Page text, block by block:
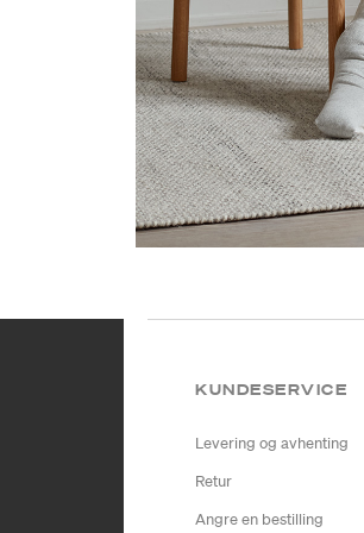
KUNDESERVICE
Levering og avhenting
Retur
Angre en bestilling